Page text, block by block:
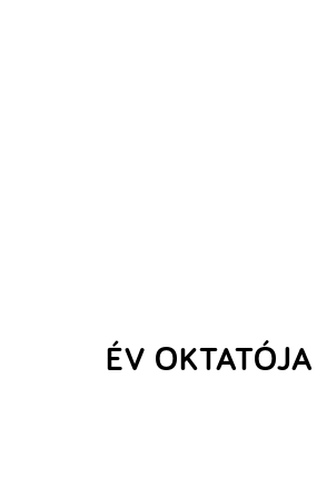
ÉV